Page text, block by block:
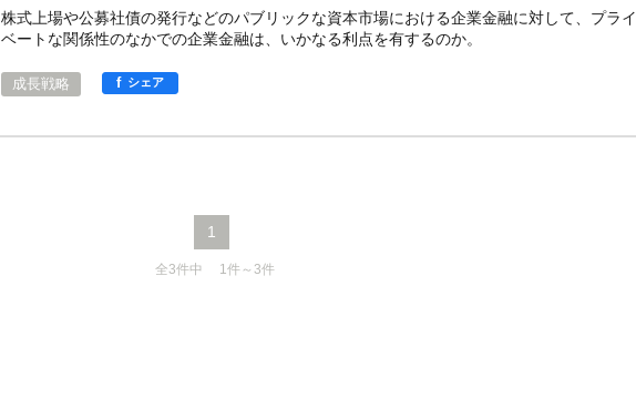
株式上場や公募社債の発行などのパブリックな資本市場における企業金融に対して、プライ
ベートな関係性のなかでの企業金融は、いかなる利点を有するのか。
成長戦略 f シェア
1
全3件中 1件～3件